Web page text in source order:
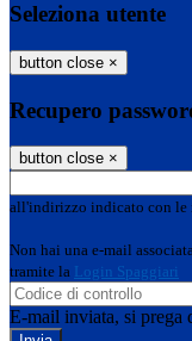
Seleziona utente
button close ×
Recupero
button close ×
all'indirizzo indicato con le
Non hai una e-mail
tramite la Login Spaggiari
E-mail inviata, si prega